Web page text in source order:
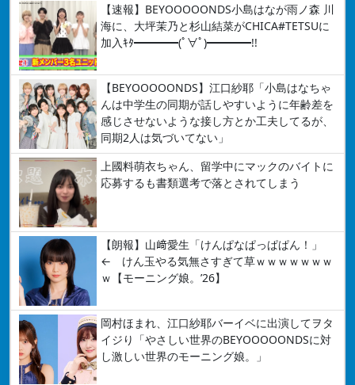
【速報】BEYOOOOONDS小島はなが雨ノ森 川
海に、大坪茉乃と杉山結菜がCHICA#TETSUに
加入ｷﾀ━━━━(ﾟ∀ﾟ)━━━━!!
【BEYOOOOONDS】江口紗耶「小島はなちゃ
んは中学生の同期が話しやすいように年齢差を
感じさせないような接し方とか工夫してるが、
同期2人は気づいてない」
上國料萌衣ちゃん、留学中にマックのバイトに
応募するも書類選考で落とされてしまう
【朗報】山﨑愛生「けんぱなぱっぱぱん！」
← けん玉やる気無さすぎて草ｗｗｗｗｗｗｗ
ｗ【モーニング娘。’26】
岡村ほまれ、江口紗耶バーイベに出演してヲタ
イジり「やさしい世界のBEYOOOOONDSに対
し激しい世界のモーニング娘。」